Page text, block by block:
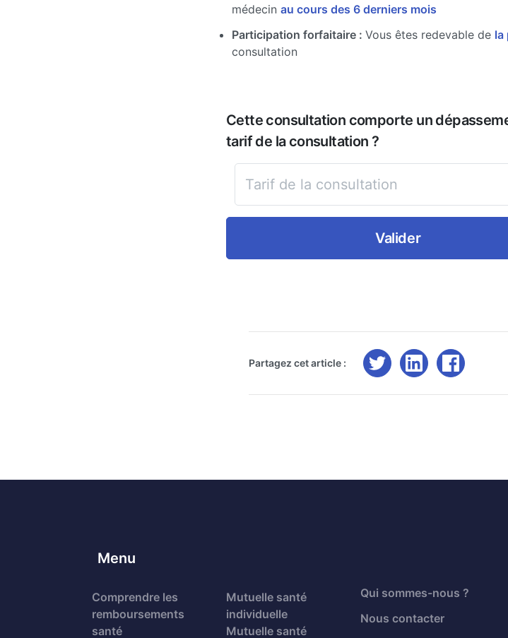
médecin au cours des 6 derniers mois
Participation forfaitaire : Vous êtes redevable de la
consultation
Cette consultation comporte un
tarif de la consultation ?
Valider
Partagez cet article :
Menu
Comprendre les
remboursements
santé
Mutuelle santé
individuelle
Mutuelle santé
Qui sommes-nous ?
Nous contacter